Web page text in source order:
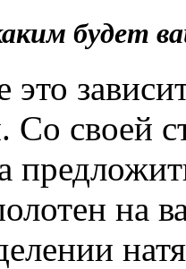
будет
Со своей
на